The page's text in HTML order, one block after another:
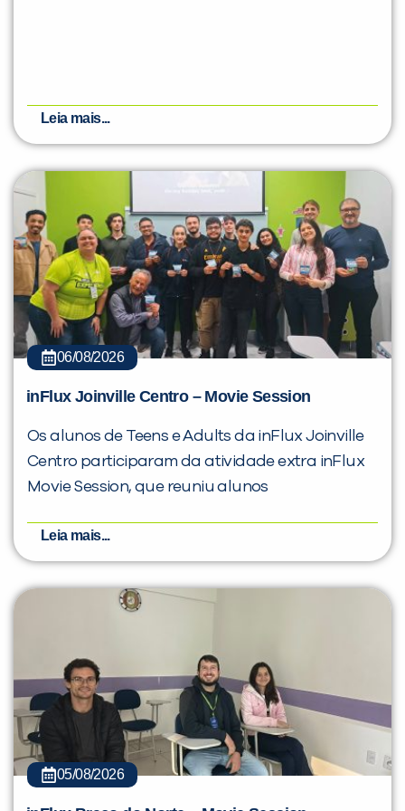
Leia mais...
06/08/2026
inFlux Joinville Centro – Movie Session
Os alunos de Teens e Adults da inFlux Joinville
Centro participaram da atividade extra inFlux
Movie Session, que reuniu alunos
Leia mais...
05/08/2026